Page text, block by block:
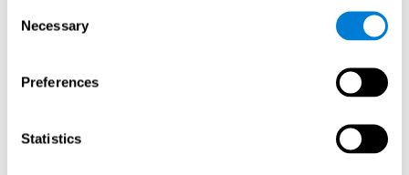
Selection
Necessary
Preferences
Statistics
Finalmente, se aplicaron las intervenciones. Se llevaron a cabo en
el centro de rehabilitación, pero cada grupo en una sala diferente.
Grupo de control con videojuegos
Los participantes de este grupo realizaron actividades diseñadas
especialmente para este estudio. Estas actividades pretendían